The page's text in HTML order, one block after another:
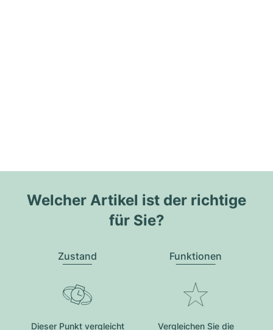
Welcher Artikel ist der richtige
für Sie?
Zustand
Dieser Punkt vergleicht
Funktionen
Vergleichen Sie die